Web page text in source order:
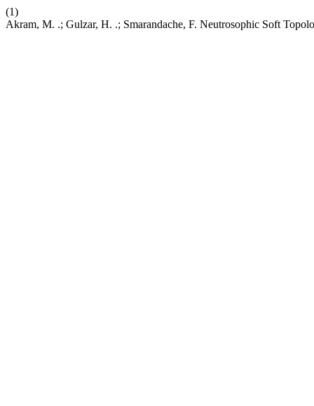
(1)
Akram, M. .; Gulzar, H. .; Smarandache, F. Neutrosophic Soft